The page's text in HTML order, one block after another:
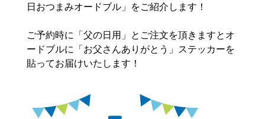
日おつまみオードブル」をご紹介します！
ご予約時に「父の日用」とご注文を頂きますとオ
ードブルに「お父さんありがとう」ステッカーを
貼ってお届けいたします！